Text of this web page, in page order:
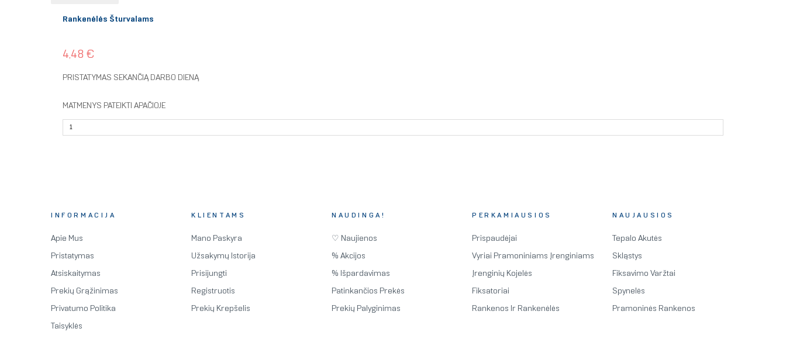
Rankenėlės Šturvalams
4,48 €
PRISTATYMAS SEKANČIĄ DARBO DIENĄ
MATMENYS PATEIKTI APAČIOJE
INFORMACIJA
Apie Mus
Pristatymas
Atsiskaitymas
Prekių Grąžinimas
Privatumo Politika
Taisyklės
KLIENTAMS
Mano Paskyra
Užsakymų Istorija
Prisijungti
Registruotis
Prekių Krepšelis
NAUDINGA!
♡ Naujienos
% Akcijos
% Išpardavimas
Patinkančios Prekės
Prekių Palyginimas
PERKAMIAUSIOS
Prispaudėjai
Vyriai Pramoniniams Įrenginiams
Įrenginių Kojelės
Fiksatoriai
Rankenos Ir Rankenėlės
NAUJAUSIOS
Tepalo Akutės
Skląstys
Fiksavimo Varžtai
Spynelės
Pramoninės Rankenos